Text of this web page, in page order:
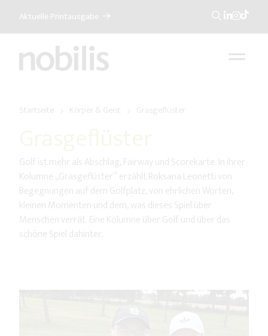
Aktuelle Printausgabe
Suche
Startseite Körper & Geist Grasgeflüster
Golf ist mehr als Abschlag, Fairway und Scorekarte. In ihrer
Kolumne „Grasgeflüster“ erzählt Roksana Leonetti von
Begegnungen auf dem Golfplatz, von ehrlichen Worten,
kleinen Momenten und dem, was dieses Spiel über
Menschen verrät. Eine Kolumne über Golf und über das
schöne Spiel dahinter.